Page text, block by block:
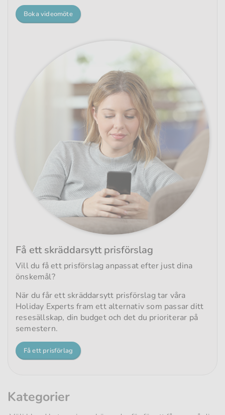
Boka videomöte
Få ett skräddarsytt prisförslag
Vill du få ett prisförslag anpassat efter just dina
önskemål?
När du får ett skräddarsytt prisförslag tar våra
Holiday Experts fram ett alternativ som passar ditt
resesällskap, din budget och det du prioriterar på
semestern.
Få ett prisförlag
Kategorier